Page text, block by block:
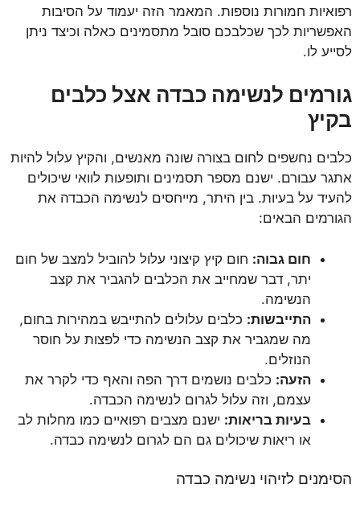
רפואיות חמורות נוספות. המאמר הזה יעמוד על הסיבות
האפשריות לכך שכלבכם סובל מתסמינים כאלה וכיצד ניתן
לסייע לו.
גורמים לנשימה כבדה אצל כלבים
בקיץ
כלבים נחשפים לחום בצורה שונה מאנשים, והקיץ עלול להיות
אתגר עבורם. ישנם מספר תסמינים ותופעות לוואי שיכולים
להעיד על בעיות. בין היתר, מייחסים לנשימה הכבדה את
הגורמים הבאים:
חום גבוה: חום קיץ קיצוני עלול להוביל למצב של חום
יתר, דבר שמחייב את הכלבים להגביר את קצב
הנשימה.
התייבשות: כלבים עלולים להתייבש במהירות בחום,
מה שמגביר את קצב הנשימה כדי לפצות על חוסר
הנוזלים.
הזעה: כלבים נושמים דרך הפה והאף כדי לקרר את
עצמם, וזה עלול לגרום לנשימה הכבדה.
בעיות בריאות: ישנם מצבים רפואיים כמו מחלות לב
או ריאות שיכולים גם הם לגרום לנשימה כבדה.
הסימנים לזיהוי נשימה כבדה